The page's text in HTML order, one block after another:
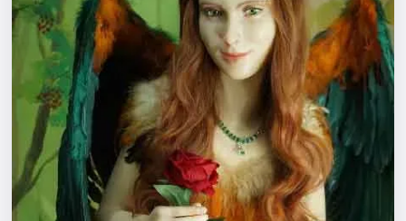
Экскурсии
Спорт
События
Города
Площадки